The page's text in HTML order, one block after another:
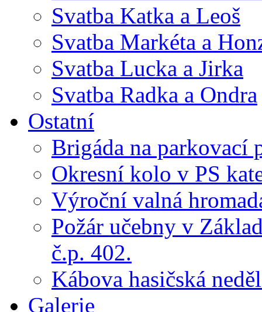
Svatba Katka a Leoš
Svatba Markéta a
Svatba Lucka a Jirka
Svatba Radka a Ondra
Ostatní
Brigáda na parkovací
Okresní kolo v PS
Výroční valná
Požár učebny v
č.p. 402.
Kábova hasičská
Galerie